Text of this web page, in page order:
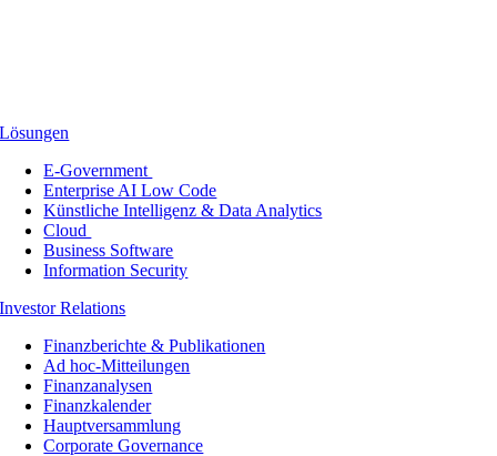
Lösungen
E-Government
Enterprise AI Low Code
Künstliche Intelligenz & Data Analytics
Cloud
Business Software
Information Security
Investor Relations
Finanzberichte & Publikationen
Ad hoc-Mitteilungen
Finanzanalysen
Finanzkalender
Hauptversammlung
Corporate Governance